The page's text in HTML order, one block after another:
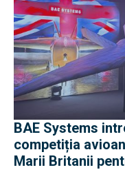
BAE Systems
competiția
Marii Britanii